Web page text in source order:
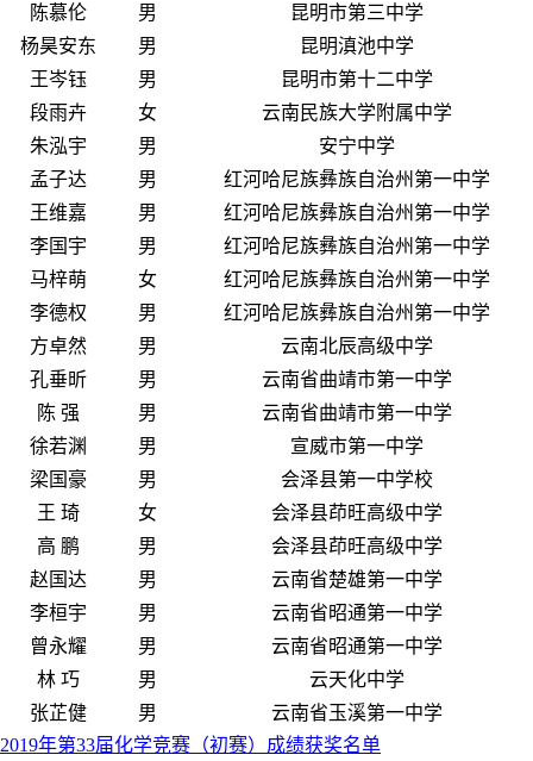
陈慕伦
男
昆明市第三中学
杨昊安东
男
昆明滇池中学
王岑钰
男
昆明市第十二中学
段雨卉
女
云南民族大学附属中学
朱泓宇
男
安宁中学
孟子达
男
红河哈尼族彝族自治州第一中学
王维嘉
男
红河哈尼族彝族自治州第一中学
李国宇
男
红河哈尼族彝族自治州第一中学
马梓萌
女
红河哈尼族彝族自治州第一中学
李德权
男
红河哈尼族彝族自治州第一中学
方卓然
男
云南北辰高级中学
孔垂昕
男
云南省曲靖市第一中学
陈 强
男
云南省曲靖市第一中学
徐若渊
男
宣威市第一中学
梁国豪
男
会泽县第一中学校
王 琦
女
会泽县茚旺高级中学
高 鹏
男
会泽县茚旺高级中学
赵国达
男
云南省楚雄第一中学
李桓宇
男
云南省昭通第一中学
曾永耀
男
云南省昭通第一中学
林 巧
男
云天化中学
张芷健
男
云南省玉溪第一中学
2019年第33届化学竞赛（初赛）成绩获奖名单